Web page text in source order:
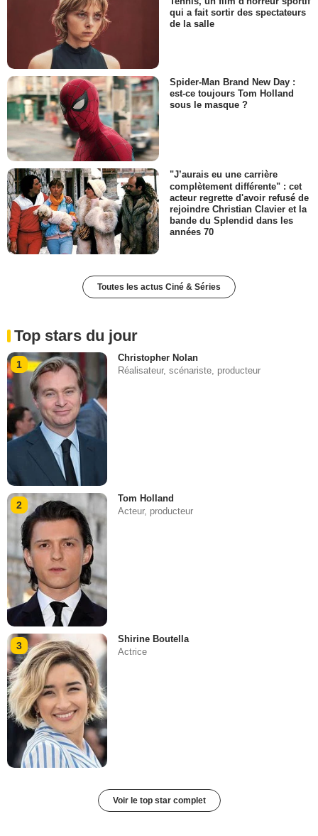
qui a fait sortir des spectateurs
de la salle
Spider-Man Brand New Day :
est-ce toujours Tom Holland
sous le masque ?
"J’aurais eu une carrière
complètement différente" : cet
acteur regrette d'avoir refusé de
rejoindre Christian Clavier et la
bande du Splendid dans les
années 70
Toutes les actus Ciné & Séries
Top stars du jour
1
Christopher Nolan
Réalisateur, scénariste, producteur
2
Tom Holland
Acteur, producteur
3
Shirine Boutella
Actrice
Voir le top star complet